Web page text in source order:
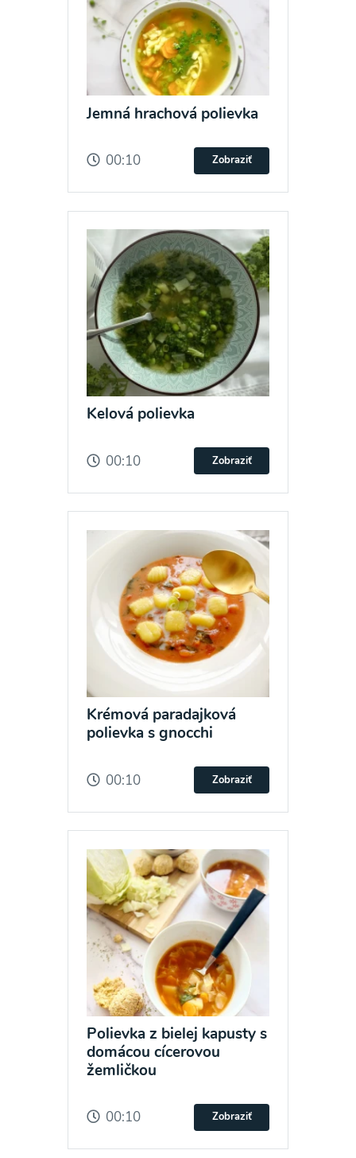
Jemná hrachová polievka
00:10 Zobraziť
Kelová polievka
00:10 Zobraziť
Krémová paradajková
polievka s gnocchi
00:10 Zobraziť
Polievka z bielej kapusty s
domácou cícerovou
žemličkou
00:10 Zobraziť